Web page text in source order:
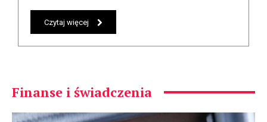
Czytaj więcej
Finanse i świadczenia